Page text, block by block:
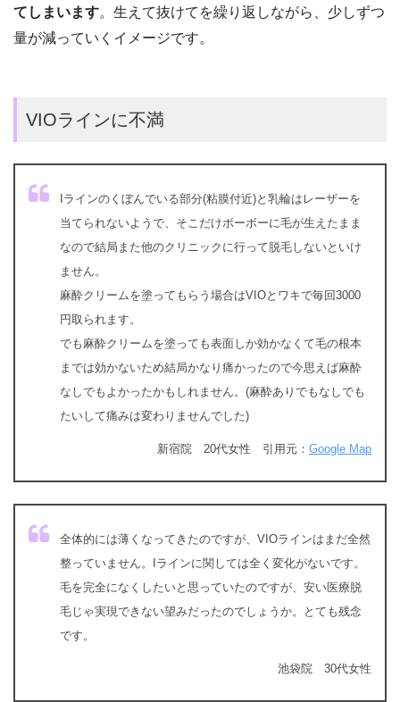
てしまいます。生えて抜けてを繰り返しながら、少しずつ
量が減っていくイメージです。
VIOラインに不満
Iラインのくぼんでいる部分(粘膜付近)と乳輪はレーザーを
当てられないようで、そこだけボーボーに毛が生えたまま
なので結局また他のクリニックに行って脱毛しないといけ
ません。
麻酔クリームを塗ってもらう場合はVIOとワキで毎回3000
円取られます。
でも麻酔クリームを塗っても表面しか効かなくて毛の根本
までは効かないため結局かなり痛かったので今思えば麻酔
なしでもよかったかもしれません。(麻酔ありでもなしでも
たいして痛みは変わりませんでした)
新宿院 20代女性 引用元： Google Map
全体的には薄くなってきたのですが、VIOラインはまだ全然
整っていません。Iラインに関しては全く変化がないです。
毛を完全になくしたいと思っていたのですが、安い医療脱
毛じゃ実現できない望みだったのでしょうか。とても残念
です。
池袋院 30代女性